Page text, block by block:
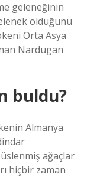
geleneğinin
olduğunu
Orta Asya
Nardugan
buldu?
Almanya
ağaçlar
hiçbir zaman